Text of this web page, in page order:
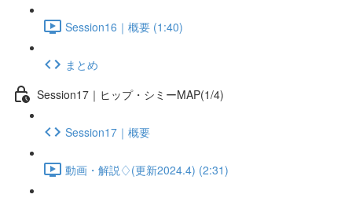
Session16｜概要 (1:40)
まとめ
Session17｜ヒップ・シミーMAP(1/4)
Session17｜概要
動画・解説♢(更新2024.4) (2:31)